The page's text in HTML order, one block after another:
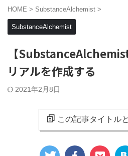
HOME > SubstanceAlchemist >
SubstanceAlchemist
【
リアルを作成する
2021年2月8日
この記事タイトル